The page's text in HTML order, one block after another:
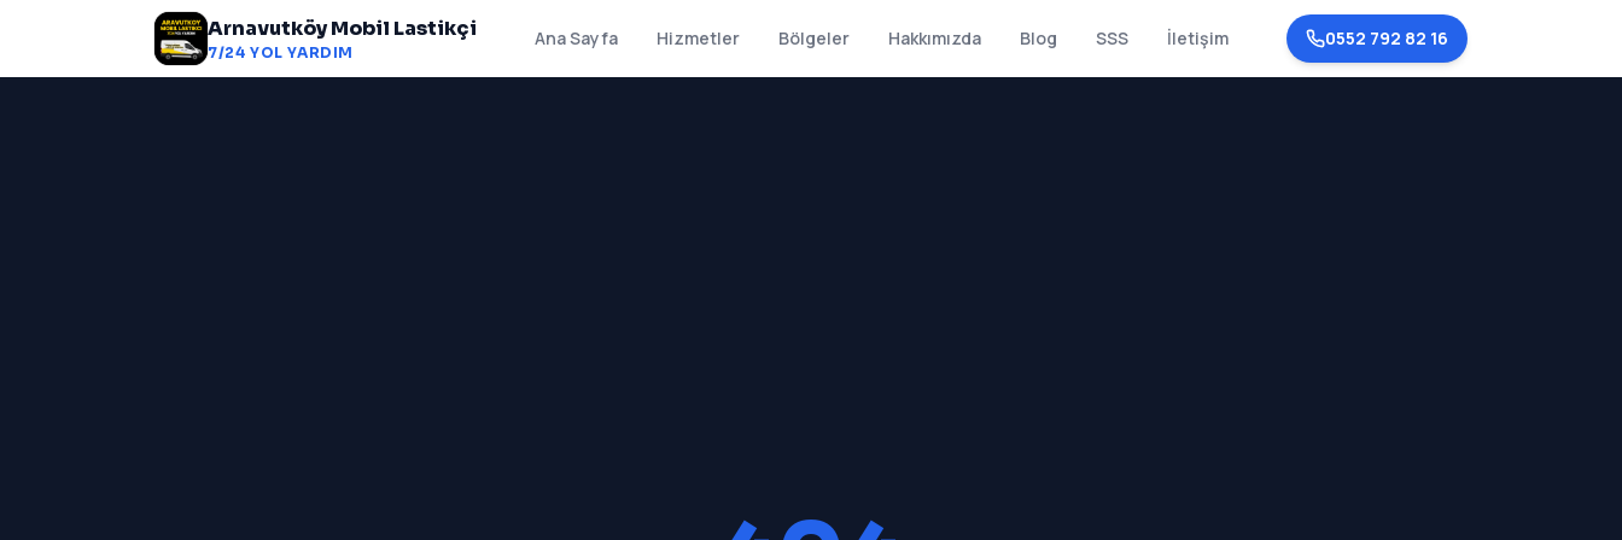
Arnavutköy Mobil Lastikçi
7/24 YOL YARDIM
Ana Sayfa Hizmetler Bölgeler Hakkımızda Blog SSS İletişim 0552 792 82 16